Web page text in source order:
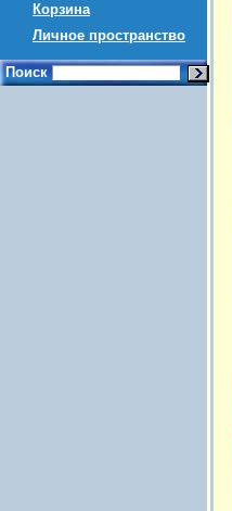
Корзина
Личное пространство
Поиск